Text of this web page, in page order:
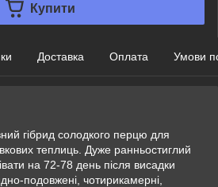
Купити
Доставка Оплата Умови
гібрид солодкого перцю для
теплиць. Дуже ранньостиглий
на 72-78 день після висадки
подовжені, чотирикамерні,